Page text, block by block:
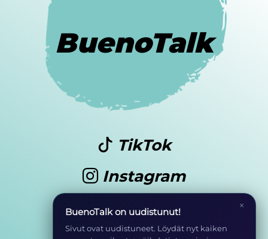
BuenoTalk
TikTok
Instagram
Youtube
×
BuenoTalk on uudistunut!
Sivut ovat uudistuneet. Löydät nyt kaiken